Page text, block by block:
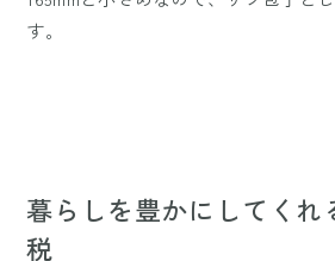
す。
暮らしを豊かにしてくれ
税